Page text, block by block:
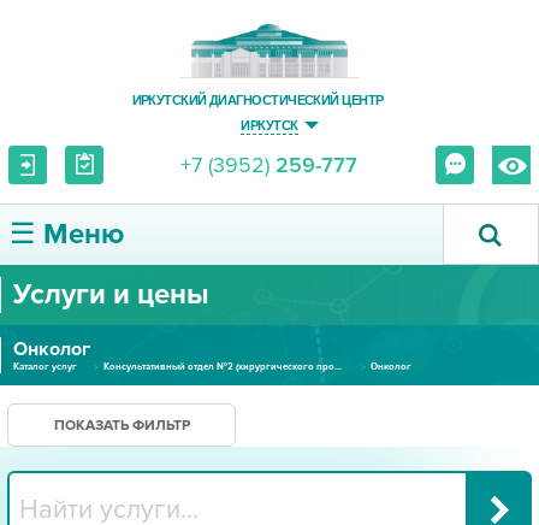
ИРКУТСКИЙ ДИАГНОСТИЧЕСКИЙ ЦЕНТР
ИРКУТСК
+7 (3952) 259-777
☰ Меню
О ЦЕНТРЕ
УСЛУГИ И ЦЕНЫ
ПАЦИЕНТУ
ВРАЧУ
Услуги и цены
Онколог
Каталог услуг Консультативный отдел №2 (хирургического профиля) Онколог
ПОКАЗАТЬ ФИЛЬТР